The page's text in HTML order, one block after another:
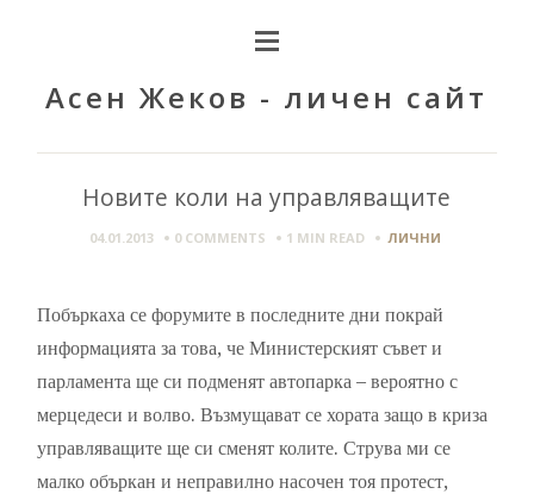
Асен Жеков - личен сайт
Новите коли на управляващите
04.01.2013 0 COMMENTS 1 MIN READ ЛИЧНИ
Побъркаха се форумите в последните дни покрай
информацията за това, че Министерският съвет и
парламента ще си подменят автопарка – вероятно с
мерцедеси и волво. Възмущават се хората защо в криза
управляващите ще си сменят колите. Струва ми се
малко объркан и неправилно насочен тоя протест,